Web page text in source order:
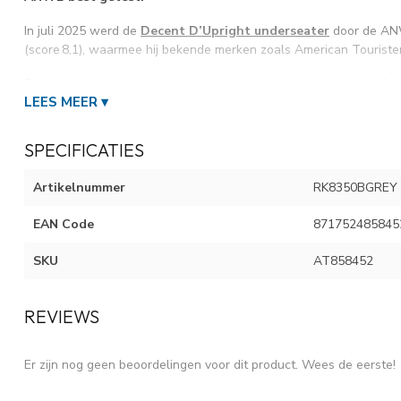
In juli 2025 werd de Decent D’Upright underseater door de
(score 8,1), waarmee hij bekende merken zoals American
Decent koffers.
Voor reizen naar USA is een TSA-slot noodzakelijk omdat de
het risico dat de douane uw koffer openbreekt.
LEES MEER ▾
SPECIFICATIES
Artikelnummer RK8350BGREY
EAN Code
SKU AT858452
REVIEWS
Er zijn nog geen beoordelingen voor dit product. Wees de eerste!